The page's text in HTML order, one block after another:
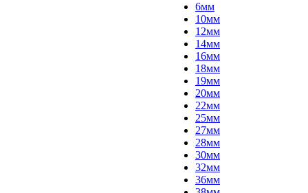
6мм
10мм
12мм
14мм
16мм
18мм
19мм
20мм
22мм
25мм
27мм
28мм
30мм
32мм
36мм